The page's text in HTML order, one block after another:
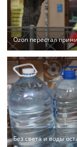
Ozon перестал
Без света и воды